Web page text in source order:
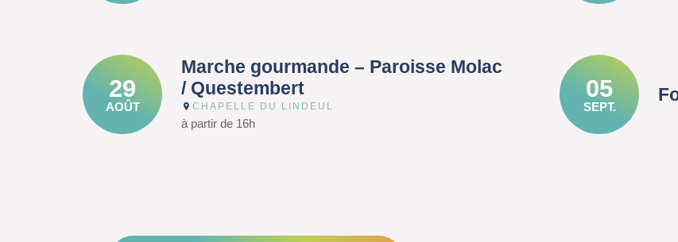
29
AOÛT
Marche gourmande – Paroisse Molac
/ Questembert
CHAPELLE DU LINDEUL
à partir de 16h
05
SEPT.